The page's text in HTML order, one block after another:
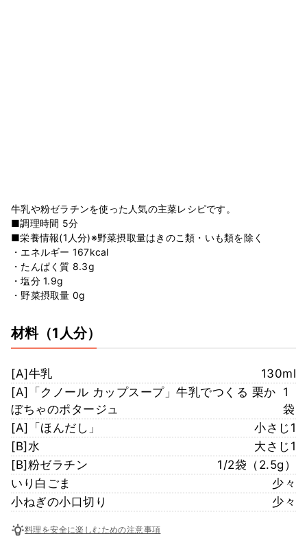
牛乳や粉ゼラチンを使った人気の主菜レシピです。
■調理時間 5分
■栄養情報(1人分)※野菜摂取量はきのこ類・いも類を除く
・エネルギー 167kcal
・たんぱく質 8.3g
・塩分 1.9g
・野菜摂取量 0g
材料（1人分）
[A]牛乳
130ml
[A]「クノール カップスープ」牛乳でつくる 栗か
ぼちゃのポタージュ
1
袋
[A]「ほんだし」
小さじ1
[B]水
大さじ1
[B]粉ゼラチン
1/2袋（2.5g）
いり白ごま
少々
小ねぎの小口切り
少々
料理を安全に楽しむための注意事項